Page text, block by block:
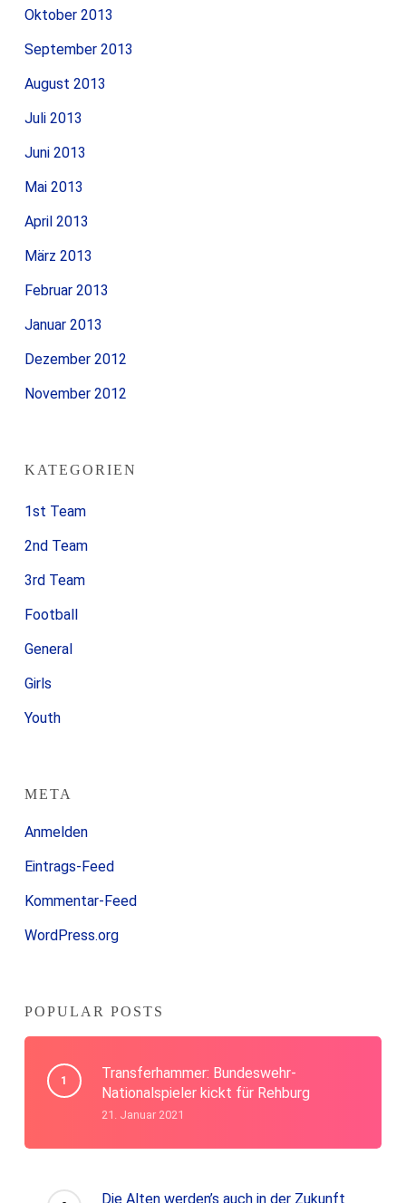
Oktober 2013
September 2013
August 2013
Juli 2013
Juni 2013
Mai 2013
April 2013
März 2013
Februar 2013
Januar 2013
Dezember 2012
November 2012
KATEGORIEN
1st Team
2nd Team
3rd Team
Football
General
Girls
Youth
META
Anmelden
Eintrags-Feed
Kommentar-Feed
WordPress.org
POPULAR POSTS
Transferhammer: Bundeswehr-
Nationalspieler kickt für Rehburg
21. Januar 2021
Die Alten werden’s auch in der Zukunft